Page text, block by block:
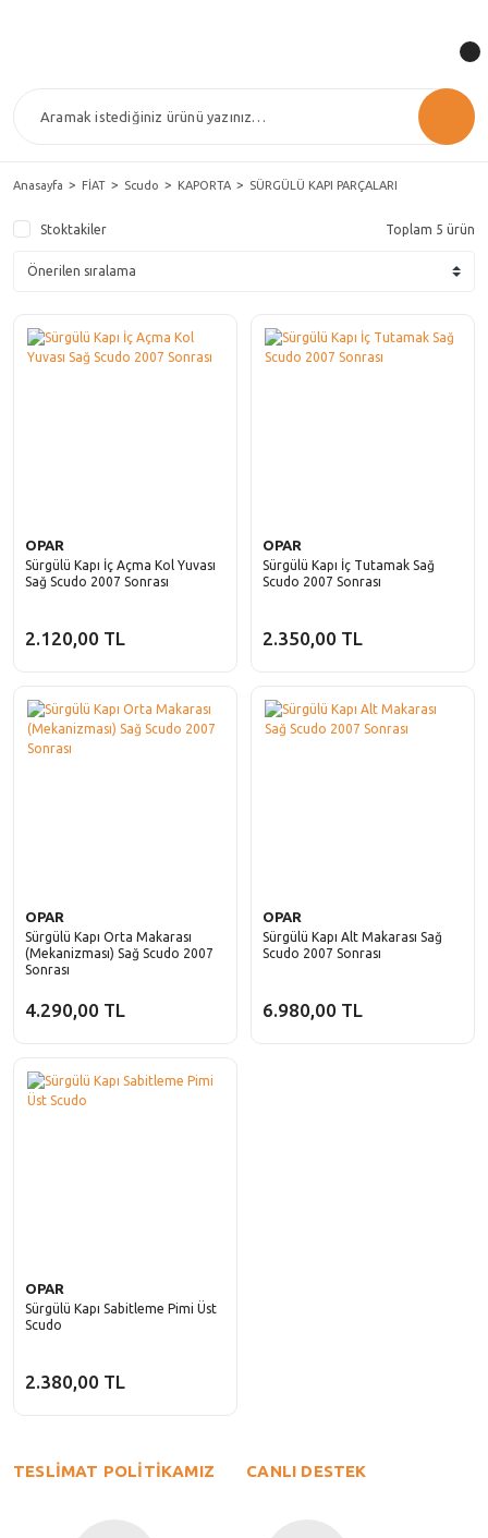
Anasayfa FİAT Scudo KAPORTA SÜRGÜLÜ KAPI PARÇALARI
Stoktakiler Toplam 5 ürün
OPAR
Sürgülü Kapı İç Açma Kol Yuvası
Sağ Scudo 2007 Sonrası
2.120,00 TL
OPAR
Sürgülü Kapı İç Tutamak Sağ
Scudo 2007 Sonrası
2.350,00 TL
OPAR
Sürgülü Kapı Orta Makarası
(Mekanizması) Sağ Scudo 2007
Sonrası
4.290,00 TL
OPAR
Sürgülü Kapı Alt Makarası Sağ
Scudo 2007 Sonrası
6.980,00 TL
OPAR
Sürgülü Kapı Sabitleme Pimi Üst
Scudo
2.380,00 TL
TESLİMAT POLİTİKAMIZ CANLI DESTEK